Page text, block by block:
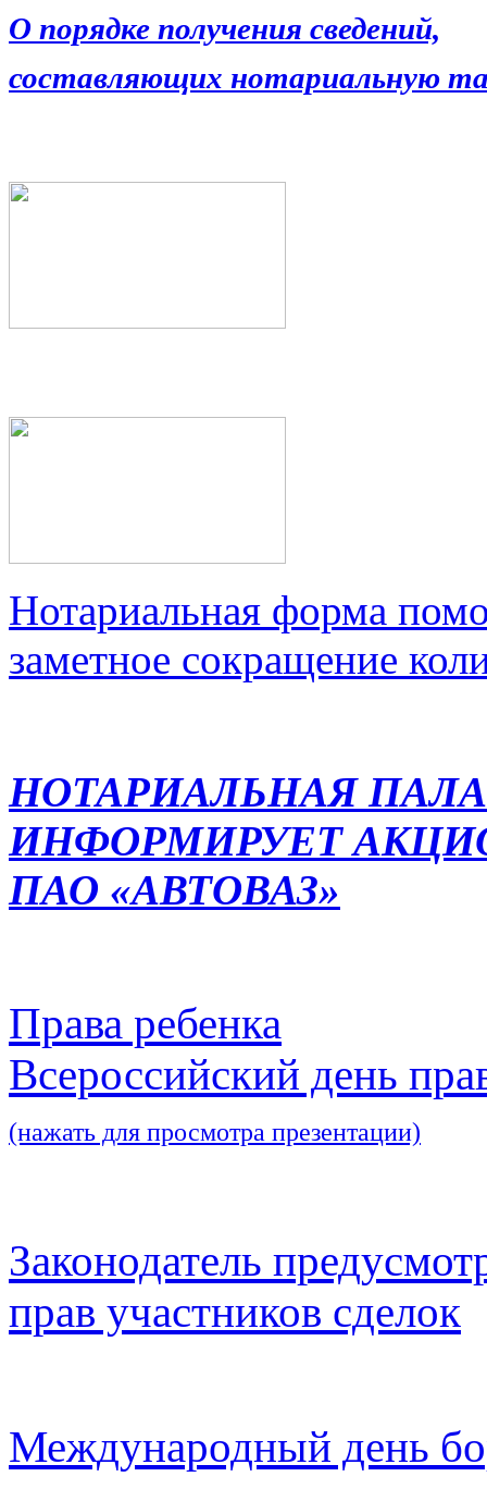
О порядке получения сведений,
составляющих нотариальную
Нотариальная форма
заметное сокращение
НОТАРИАЛЬНАЯ
ИНФОРМИРУЕТ
ПАО «АВТОВАЗ»
Права ребенка
Всероссийский день
(нажать для просмотра презентации)
Законодатель
прав участников сделок
Международный день